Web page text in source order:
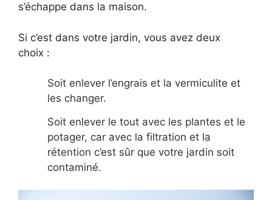
s’échappe dans la maison.
Si c’est dans votre jardin, vous avez deux
choix :
Soit enlever l’engrais et la vermiculite et
les changer.
Soit enlever le tout avec les plantes et le
potager, car avec la filtration et la
rétention c’est sûr que votre jardin soit
contaminé.